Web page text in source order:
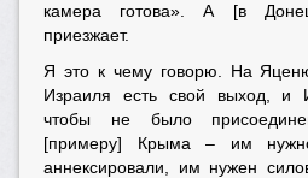
камера готова». А [в
приезжает.
Я это к чему говорю. На
Израиля есть свой выход, и
чтобы не было
[примеру] Крыма – им
аннексировали, им нужен